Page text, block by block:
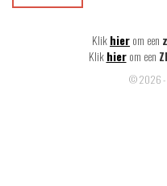
Klikhierom een
Klik hier om een
© 2026 -